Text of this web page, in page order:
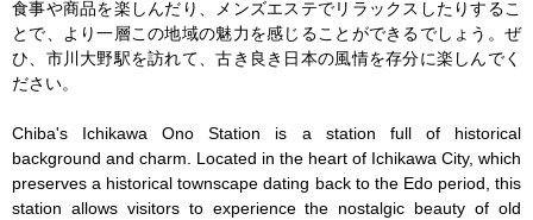
食事や商品を楽しんだり、メンズエステでリラックスしたりするこ
とで、より一層この地域の魅力を感じることができるでしょう。ぜ
ひ、市川大野駅を訪れて、古き良き日本の風情を存分に楽しんでく
ださい。
Chiba's Ichikawa Ono Station is a station full of historical
background and charm. Located in the heart of Ichikawa City, which
preserves a historical townscape dating back to the Edo period, this
station allows visitors to experience the nostalgic beauty of old